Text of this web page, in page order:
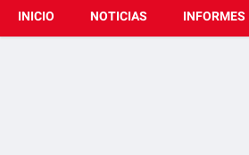
INICIO NOTICIAS INFORMES